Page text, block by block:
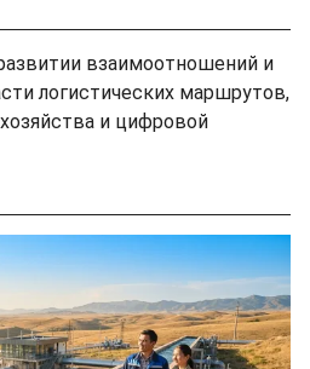
взаимоотношений и
логистических маршрутов,
и цифровой